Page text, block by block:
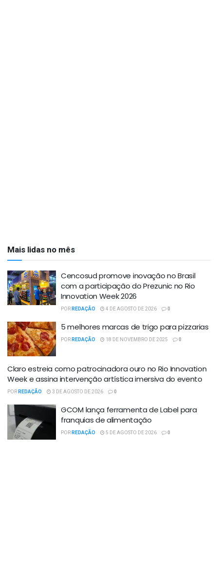
Mais lidas no mês
Cencosud promove inovação no Brasil
com a participação do Prezunic no Rio
Innovation Week 2026
PORREDAÇÃO 4 DE AGOSTO DE 2026 0
5 melhores marcas de trigo para pizzarias
PORREDAÇÃO 18 DE NOVEMBRO DE 2025 0
Claro estreia como patrocinadora ouro no Rio Innovation
Week e assina intervenção artística imersiva do evento
PORREDAÇÃO 3 DE AGOSTO DE 2026 0
GCOM lança ferramenta de Label para
franquias de alimentação
PORREDAÇÃO 5 DE AGOSTO DE 2026 0